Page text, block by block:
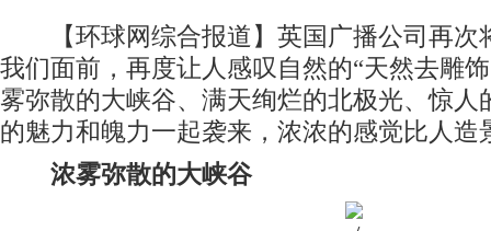
【环球网综合报道】英国广播公司再次
我们面前，再度让人感叹自然的“天然去雕
雾弥散的大峡谷、满天绚烂的北极光、惊
的魅力和魄力一起袭来，浓浓的感觉比人造
浓雾弥散的大峡谷